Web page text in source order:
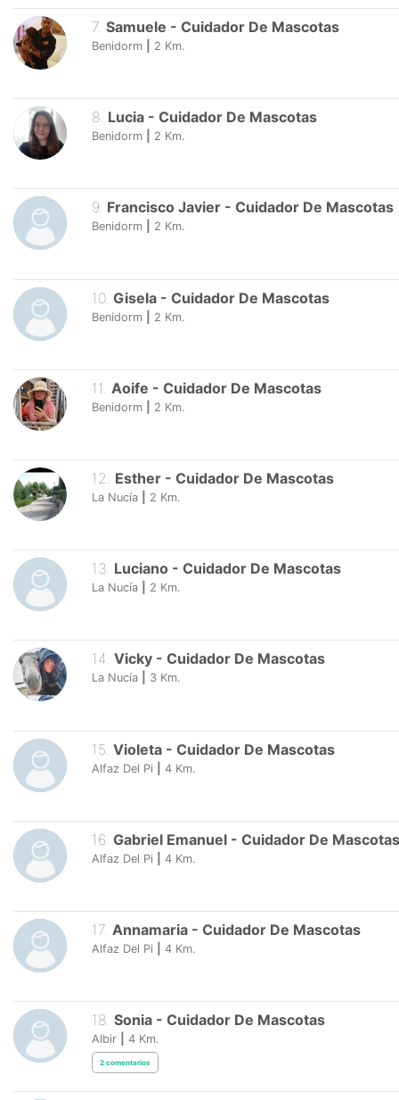
7. Samuele - Cuidador De Mascotas
Benidorm 2 Km.
8. Lucia - Cuidador De Mascotas
Benidorm 2 Km.
9. Francisco Javier - Cuidador De Mascotas
Benidorm 2 Km.
10. Gisela - Cuidador De Mascotas
Benidorm 2 Km.
11 Aoife - Cuidador De Mascotas
Benidorm 2 Km.
12 Esther - Cuidador De Mascotas
La Nucía 2 Km.
13. Luciano - Cuidador De Mascotas
La Nucía 2 Km.
14. Vicky - Cuidador De Mascotas
La Nucía 3 Km.
15 Violeta - Cuidador De Mascotas
Alfaz Del Pi 4 Km.
16 Gabriel Emanuel - Cuidador De Mascotas
Alfaz Del Pi 4 Km.
17. Annamaria - Cuidador De Mascotas
Alfaz Del Pi 4 Km.
18. Sonia - Cuidador De Mascotas
Albir 4 Km.
2 comentarios